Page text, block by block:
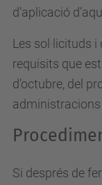
d’aplicació
Les sol·licituds
requisits que
d’octubre, del
administracions
Si després de